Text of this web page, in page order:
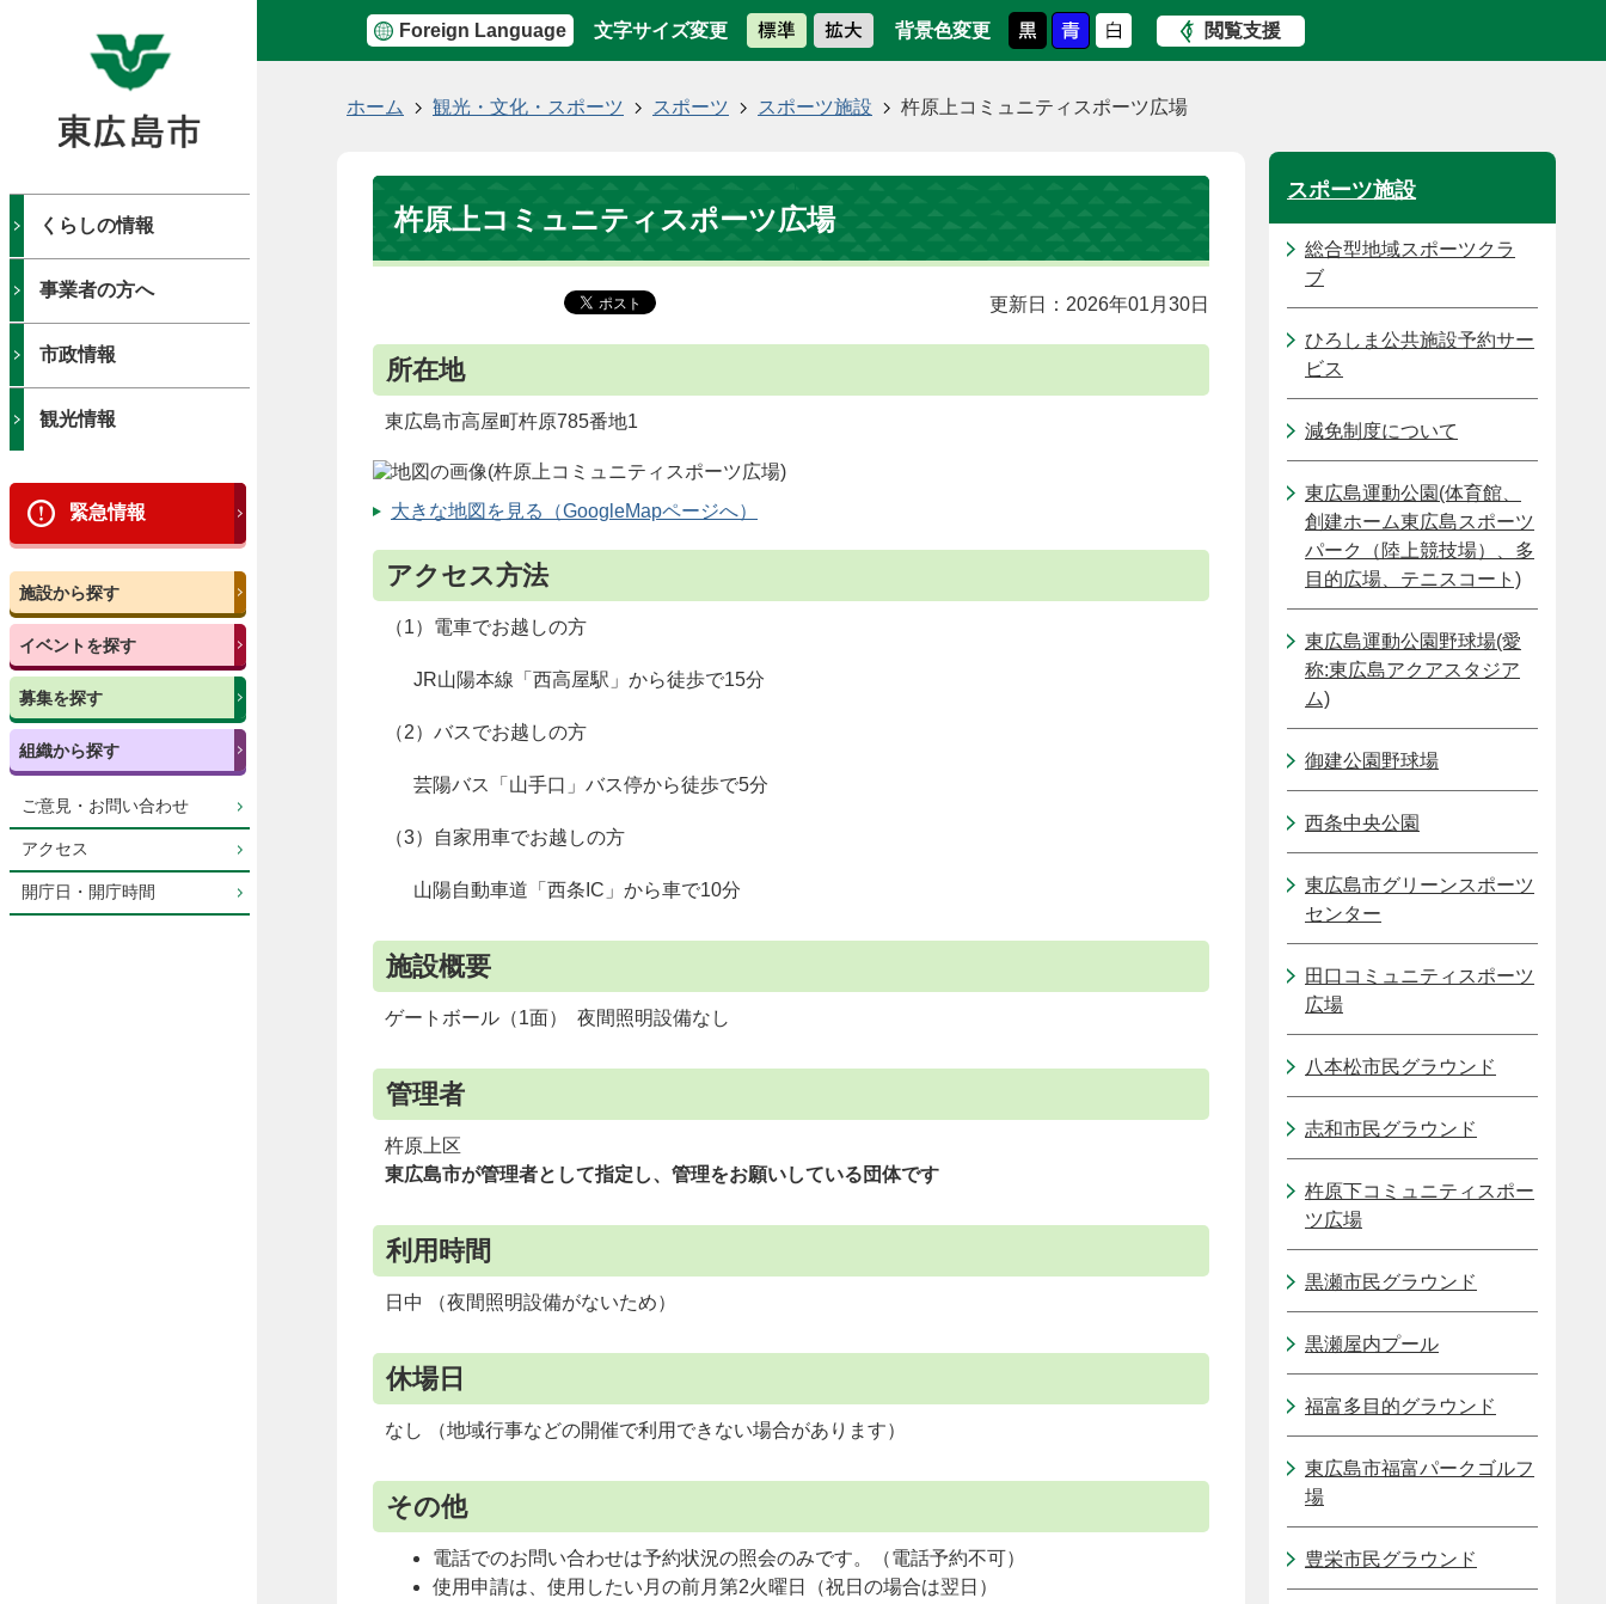
Foreign Language 文字サイズ変更 背景色変更 閲覧支援
くらしの情報
事業者の方へ
市政情報
観光情報
緊急情報
施設から探す
イベントを探す
募集を探す
組織から探す
ご意見・お問い合わせ
アクセス
開庁日・開庁時間
ホーム 観光・文化・スポーツ スポーツ スポーツ施設 杵原上コミュニティスポーツ広場
杵原上コミュニティスポーツ広場
更新日：2026年01月30日
所在地
東広島市高屋町杵原785番地1
大きな地図を見る（GoogleMapページへ）
アクセス方法
（1）電車でお越しの方
JR山陽本線「西高屋駅」から徒歩で15分
（2）バスでお越しの方
芸陽バス「山手口」バス停から徒歩で5分
（3）自家用車でお越しの方
山陽自動車道「西条IC」から車で10分
施設概要
ゲートボール（1面） 夜間照明設備なし
管理者
杵原上区
東広島市が管理者として指定し、管理をお願いしている団体です
利用時間
日中 （夜間照明設備がないため）
休場日
なし （地域行事などの開催で利用できない場合があります）
その他
電話でのお問い合わせは予約状況の照会のみです。（電話予約不可）
使用申請は、使用したい月の前月第2火曜日（祝日の場合は翌日）
スポーツ施設
総合型地域スポーツクラ
ブ
ひろしま公共施設予約サー
ビス
減免制度について
東広島運動公園(体育館、
創建ホーム東広島スポーツ
パーク（陸上競技場）、多
目的広場、テニスコート)
東広島運動公園野球場(愛
称:東広島アクアスタジア
ム)
御建公園野球場
西条中央公園
東広島市グリーンスポーツ
センター
田口コミュニティスポーツ
広場
八本松市民グラウンド
志和市民グラウンド
杵原下コミュニティスポー
ツ広場
黒瀬市民グラウンド
黒瀬屋内プール
福富多目的グラウンド
東広島市福富パークゴルフ
場
豊栄市民グラウンド